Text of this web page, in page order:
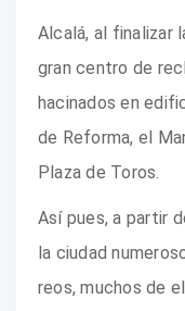
Alcalá, al finalizar
gran centro de
hacinados en
de Reforma, el
Plaza de Toros.
Así pues, a partir
la ciudad
reos, muchos de